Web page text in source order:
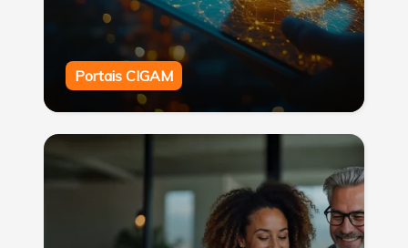
Portais CIGAM